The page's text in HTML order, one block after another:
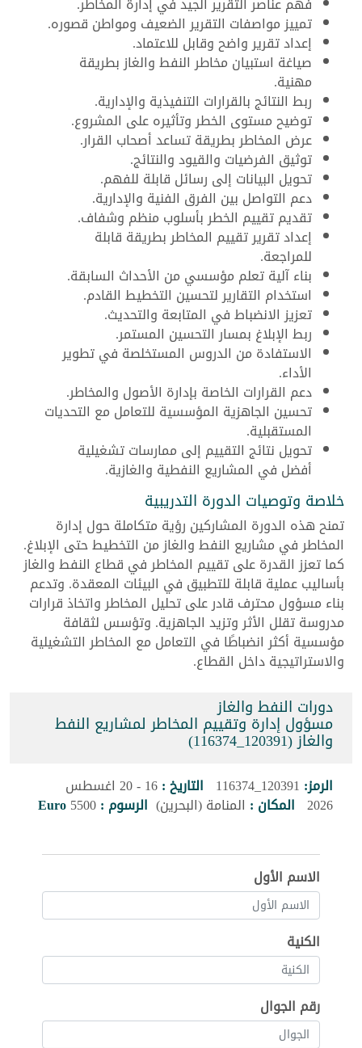
تمييز مواصفات التقرير الضعيف ومواطن قصوره.
إعداد تقرير واضح وقابل للاعتماد.
صياغة استبيان مخاطر النفط والغاز بطريقة
مهنية.
ربط النتائج بالقرارات التنفيذية والإدارية.
توضيح مستوى الخطر وتأثيره على المشروع.
عرض المخاطر بطريقة تساعد أصحاب القرار.
توثيق الفرضيات والقيود والنتائج.
تحويل البيانات إلى رسائل قابلة للفهم.
دعم التواصل بين الفرق الفنية والإدارية.
تقديم تقييم الخطر بأسلوب منظم وشفاف.
إعداد تقرير تقييم المخاطر بطريقة قابلة
للمراجعة.
بناء آلية تعلم مؤسسي من الأحداث السابقة.
استخدام التقارير لتحسين التخطيط القادم.
تعزيز الانضباط في المتابعة والتحديث.
ربط الإبلاغ بمسار التحسين المستمر.
الاستفادة من الدروس المستخلصة في تطوير
الأداء.
دعم القرارات الخاصة بإدارة الأصول والمخاطر.
تحسين الجاهزية المؤسسية للتعامل مع التحديات
المستقبلية.
تحويل نتائج التقييم إلى ممارسات تشغيلية
أفضل في المشاريع النفطية والغازية.
خلاصة وتوصيات الدورة التدريبية
تمنح هذه الدورة المشاركين رؤية متكاملة حول إدارة
المخاطر في مشاريع النفط والغاز من التخطيط حتى الإبلاغ.
كما تعزز القدرة على تقييم المخاطر في قطاع النفط والغاز
بأساليب عملية قابلة للتطبيق في البيئات المعقدة. وتدعم
بناء مسؤول محترف قادر على تحليل المخاطر واتخاذ قرارات
مدروسة تقلل الأثر وتزيد الجاهزية. وتؤسس لثقافة
مؤسسية أكثر انضباطًا في التعامل مع المخاطر التشغيلية
والاستراتيجية داخل القطاع.
دورات النفط والغاز
مسؤول إدارة وتقييم المخاطر لمشاريع النفط
والغاز (120391_116374)
الرمز: 120391_116374 التاريخ : 16 - 20 اغسطس
2026 المكان : المنامة (البحرين) الرسوم :5500
Euro
الاسم الأول
الكنية
رقم الجوال